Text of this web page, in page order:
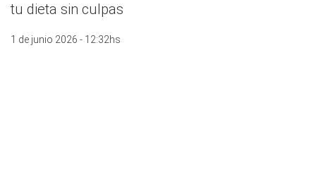
tu dieta sin culpas
1 de junio 2026 - 12:32hs